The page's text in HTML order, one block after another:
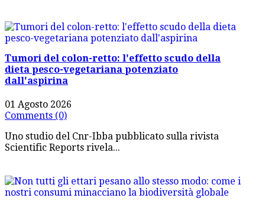
Tumori del colon-retto: l'effetto scudo della
dieta pesco-vegetariana potenziato
dall'aspirina
01 Agosto 2026
Comments (0)
Uno studio del Cnr-Ibba pubblicato sulla rivista
Scientific Reports rivela...